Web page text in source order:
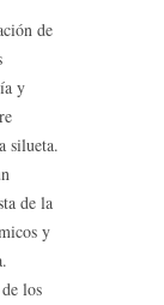
de
y
silueta.
de la
y
los